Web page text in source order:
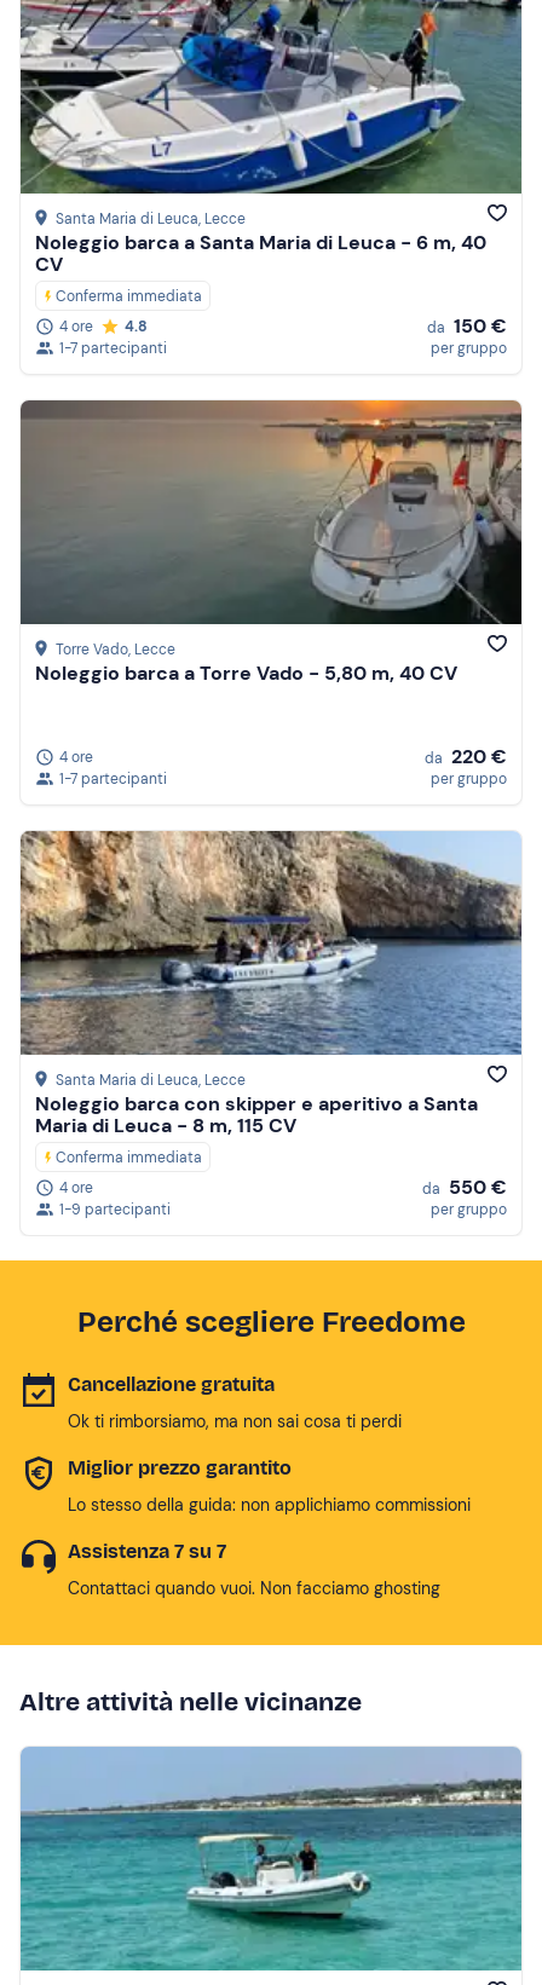
Santa Maria di Leuca, Lecce
Noleggio barca a Santa Maria di Leuca - 6 m, 40
CV
Conferma immediata
4 ore
4.8
1-7 partecipanti
da 150 €
per gruppo
Torre Vado, Lecce
Noleggio barca a Torre Vado - 5,80 m, 40 CV
4 ore
1-7 partecipanti
da 220 €
per gruppo
Santa Maria di Leuca, Lecce
Noleggio barca con skipper e aperitivo a Santa
Maria di Leuca - 8 m, 115 CV
Conferma immediata
4 ore
1-9 partecipanti
da 550 €
per gruppo
Perché scegliere Freedome
Cancellazione gratuita
Ok ti rimborsiamo, ma non sai cosa ti perdi
Miglior prezzo garantito
Lo stesso della guida: non applichiamo commissioni
Assistenza 7 su 7
Contattaci quando vuoi. Non facciamo ghosting
Altre attività nelle vicinanze